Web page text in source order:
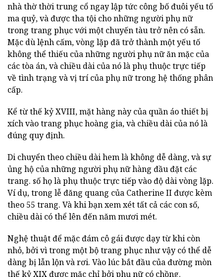
nhà thờ thời trung cổ ngay lập tức công bố đuôi yếu tố
ma quỷ, và được tha tội cho những người phụ nữ
trong trang phục với một chuyến tàu trở nên có sẵn.
Mặc dù lệnh cấm, vòng lặp đã trở thành một yếu tố
không thể thiếu của những người phụ nữ ăn mặc của
các tòa án, và chiều dài của nó là phụ thuộc trực tiếp
về tình trạng và vị trí của phụ nữ trong hệ thống phân
cấp.
Kể từ thế kỷ XVIII, mặt hàng này của quần áo thiết bị
xích vào trang phục hoàng gia, và chiều dài của nó là
đúng quy định.
Di chuyển theo chiều dài hem là không dễ dàng, và sự
ủng hộ của những người phụ nữ hàng đầu đặt các
trang. số họ là phụ thuộc trực tiếp vào độ dài vòng lặp.
Ví dụ, trong lễ đăng quang của Catherine II được kèm
theo 55 trang. Và khi bạn xem xét tất cả các con số,
chiều dài có thể lên đến năm mươi mét.
Nghệ thuật để mặc đám cô gái được dạy từ khi còn
nhỏ, bởi vì trong một bộ trang phục như vậy có thể dễ
dàng bị lẫn lộn và rơi. Vào lúc bắt đầu của đường mòn
thế kỷ XIX được mặc chỉ bởi phụ nữ có chồng.